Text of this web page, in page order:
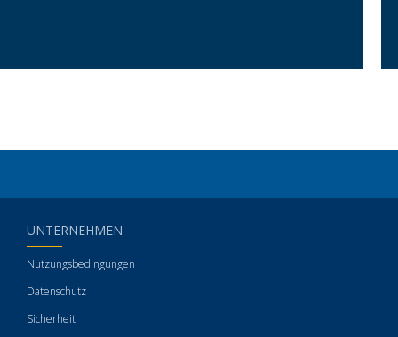
UNTERNEHMEN
Nutzungsbedingungen
Datenschutz
Sicherheit